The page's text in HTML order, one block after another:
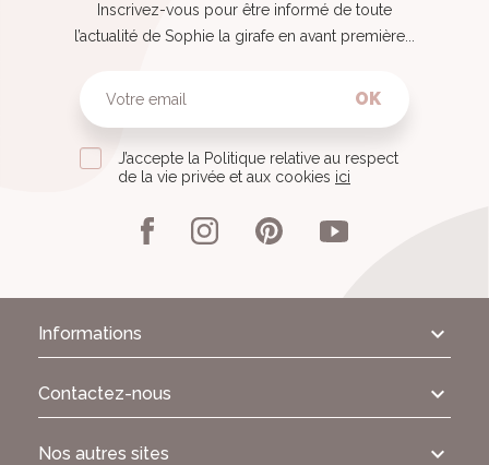
Inscrivez-vous pour être informé de toute
l’actualité de Sophie la girafe en avant première...
OK
J’accepte la Politique relative au respect
de la vie privée et aux cookies ici
Informations
Nos autres sites
Contactez-nous